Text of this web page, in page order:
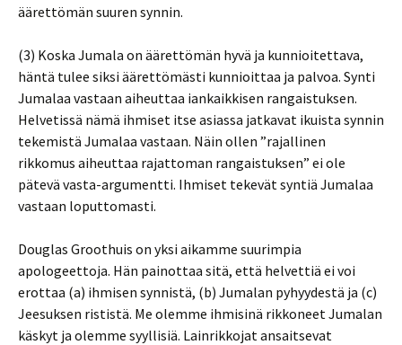
äärettömän suuren synnin.
(3) Koska Jumala on äärettömän hyvä ja kunnioitettava,
häntä tulee siksi äärettömästi kunnioittaa ja palvoa. Synti
Jumalaa vastaan aiheuttaa iankaikkisen rangaistuksen.
Helvetissä nämä ihmiset itse asiassa jatkavat ikuista synnin
tekemistä Jumalaa vastaan. Näin ollen ”rajallinen
rikkomus aiheuttaa rajattoman rangaistuksen” ei ole
pätevä vasta-argumentti. Ihmiset tekevät syntiä Jumalaa
vastaan loputtomasti.
Douglas Groothuis on yksi aikamme suurimpia
apologeettoja. Hän painottaa sitä, että helvettiä ei voi
erottaa (a) ihmisen synnistä, (b) Jumalan pyhyydestä ja (c)
Jeesuksen rististä. Me olemme ihmisinä rikkoneet Jumalan
käskyt ja olemme syyllisiä. Lainrikkojat ansaitsevat